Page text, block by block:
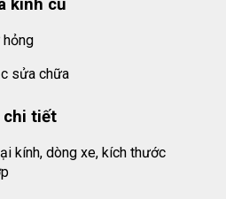
kính cũ
sửa chữa
chi tiết
kính, dòng xe, kích thước